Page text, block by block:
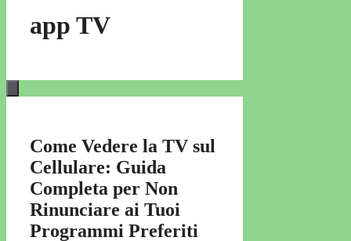
app TV
Come Vedere la TV sul
Cellulare: Guida
Completa per Non
Rinunciare ai Tuoi
Programmi Preferiti